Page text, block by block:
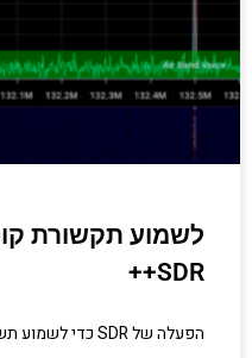
לשמוע תקשורת
SDR++
הפעלה של SDR כדי לשמוע תשדורת של מטוסים ומגדל פיקוח.